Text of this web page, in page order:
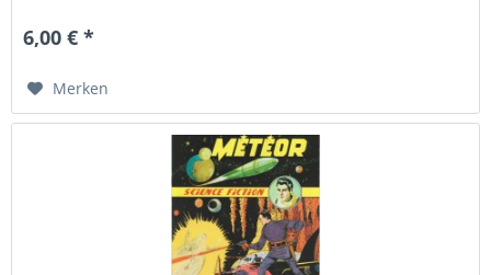
6,00 € *
Merken